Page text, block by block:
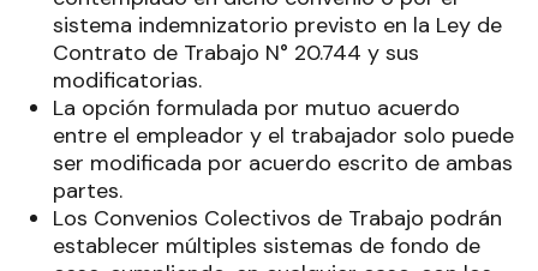
sistema indemnizatorio previsto en la Ley de
Contrato de Trabajo N° 20.744 y sus
modificatorias.
La opción formulada por mutuo acuerdo
entre el empleador y el trabajador solo puede
ser modificada por acuerdo escrito de ambas
partes.
Los Convenios Colectivos de Trabajo podrán
establecer múltiples sistemas de fondo de